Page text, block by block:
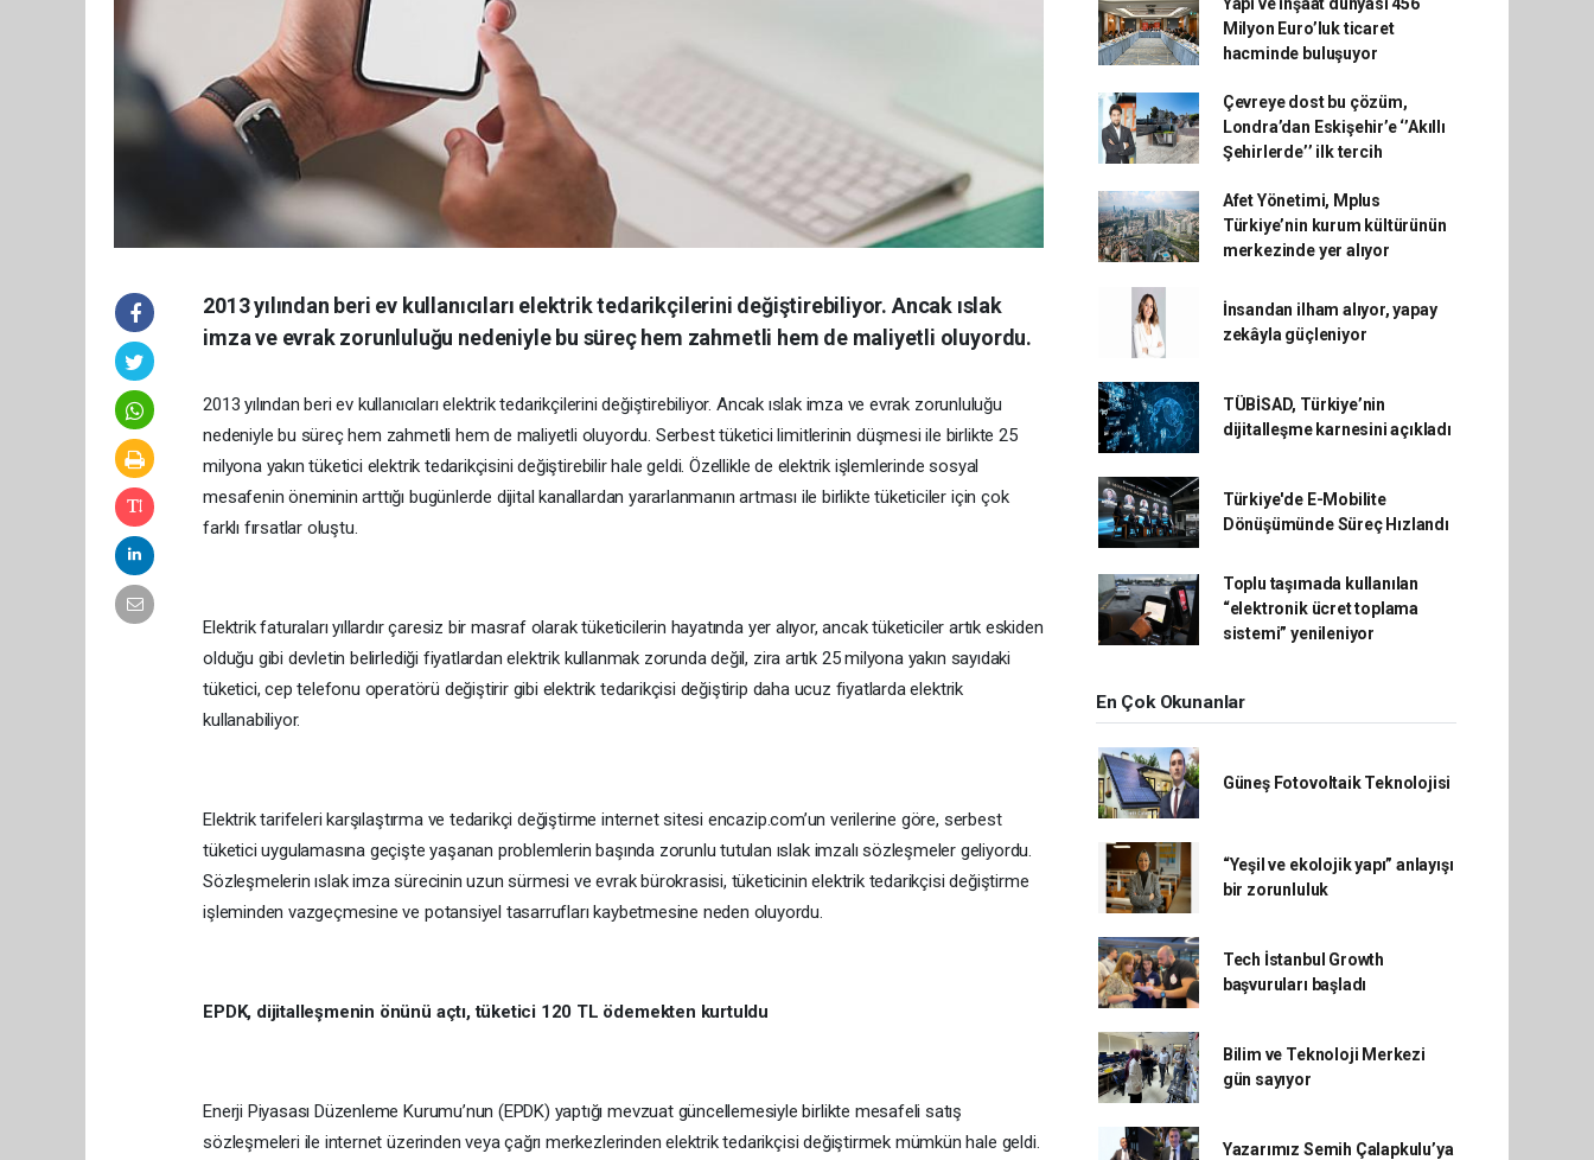
2013 yılından beri ev kullanıcıları elektrik tedarikçilerini değiştirebiliyor. Ancak ıslak
imza ve evrak zorunluluğu nedeniyle bu süreç hem zahmetli hem de maliyetli oluyordu.
2013 yılından beri ev kullanıcıları elektrik tedarikçilerini değiştirebiliyor. Ancak ıslak imza ve evrak zorunluluğu
nedeniyle bu süreç hem zahmetli hem de maliyetli oluyordu. Serbest tüketici limitlerinin düşmesi ile birlikte 25
milyona yakın tüketici elektrik tedarikçisini değiştirebilir hale geldi. Özellikle de elektrik işlemlerinde sosyal
mesafenin öneminin arttığı bugünlerde dijital kanallardan yararlanmanın artması ile birlikte tüketiciler için çok
farklı fırsatlar oluştu.
Elektrik faturaları yıllardır çaresiz bir masraf olarak tüketicilerin hayatında yer alıyor, ancak tüketiciler artık eskiden
olduğu gibi devletin belirlediği fiyatlardan elektrik kullanmak zorunda değil, zira artık 25 milyona yakın sayıdaki
tüketici, cep telefonu operatörü değiştirir gibi elektrik tedarikçisi değiştirip daha ucuz fiyatlarda elektrik
kullanabiliyor.
Elektrik tarifeleri karşılaştırma ve tedarikçi değiştirme internet sitesi encazip.com’un verilerine göre, serbest
tüketici uygulamasına geçişte yaşanan problemlerin başında zorunlu tutulan ıslak imzalı sözleşmeler geliyordu.
Sözleşmelerin ıslak imza sürecinin uzun sürmesi ve evrak bürokrasisi, tüketicinin elektrik tedarikçisi değiştirme
işleminden vazgeçmesine ve potansiyel tasarrufları kaybetmesine neden oluyordu.
EPDK, dijitalleşmenin önünü açtı, tüketici 120 TL ödemekten kurtuldu
Enerji Piyasası Düzenleme Kurumu’nun (EPDK) yaptığı mevzuat güncellemesiyle birlikte mesafeli satış
sözleşmeleri ile internet üzerinden veya çağrı merkezlerinden elektrik tedarikçisi değiştirmek mümkün hale geldi.
Milyon Euro’luk ticaret
hacminde buluşuyor
Çevreye dost bu çözüm,
Londra’dan Eskişehir’e ‘’Akıllı
Şehirlerde’’ ilk tercih
Afet Yönetimi, Mplus
Türkiye’nin kurum kültürünün
merkezinde yer alıyor
İnsandan ilham alıyor, yapay
zekâyla güçleniyor
TÜBİSAD, Türkiye’nin
dijitalleşme karnesini açıkladı
Türkiye'de E-Mobilite
Dönüşümünde Süreç Hızlandı
Toplu taşımada kullanılan
“elektronik ücret toplama
sistemi” yenileniyor
En Çok Okunanlar
Güneş Fotovoltaik Teknolojisi
“Yeşil ve ekolojik yapı” anlayışı
bir zorunluluk
Tech İstanbul Growth
başvuruları başladı
Bilim ve Teknoloji Merkezi
gün sayıyor
Yazarımız Semih Çalapkulu’ya